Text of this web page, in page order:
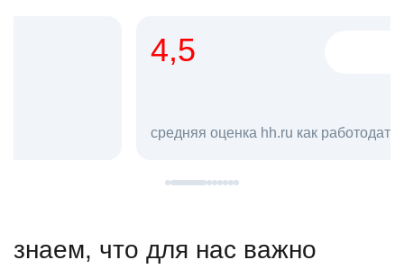
средняя оценка hh.ru как работодателя **
в hh.ru
знаем, что для нас важно